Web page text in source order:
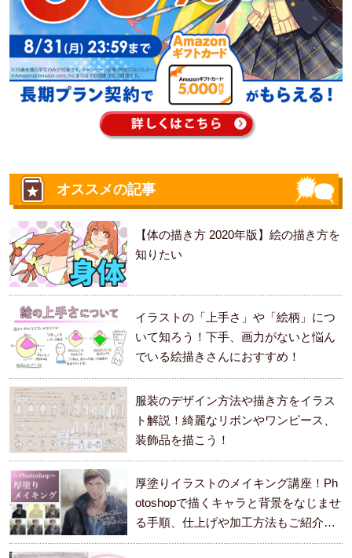
オススメの記事
【体の描き方 2020年版】絵の描き方を
知りたい
イラストの「上手さ」や「絵柄」につ
いて知ろう！下手、画力がないと悩ん
でいる絵描きさんにおすすめ！
服装のデザイン方法や描き方をイラス
ト解説！綺麗なリボンやワンピース、
装飾品を描こう！
厚塗りイラストのメイキング講座！Ph
otoshopで描くキャラと背景をなじませ
る手順、仕上げや加工方法もご紹介し
ます。